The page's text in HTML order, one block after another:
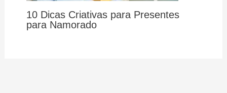
10 Dicas Criativas para Presentes
para Namorado